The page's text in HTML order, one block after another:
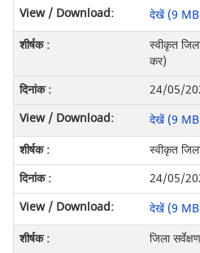
देखें (9
स्वीकृत
कर)
24/05/
देखें (9
स्वीकृत
24/05/
देखें (9
जिला